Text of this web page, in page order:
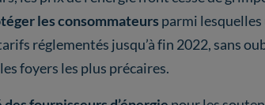
les consommateurs parmi lesquelles
réglementés jusqu’à fin 2022, sans
foyers les plus précaires.